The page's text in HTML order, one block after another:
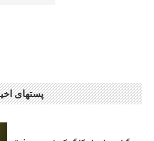
پستهای